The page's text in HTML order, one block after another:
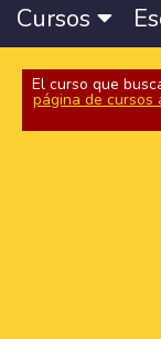
Cursos
El curso que
página de cursos